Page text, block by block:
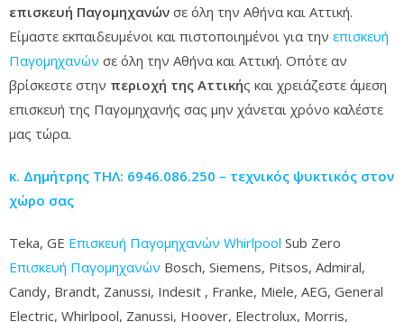
επισκευή Παγομηχανών σε όλη την Αθήνα και Αττική.
Είμαστε εκπαιδευμένοι και πιστοποιημένοι για την επισκευή
Παγομηχανών σε όλη την Αθήνα και Αττική. Οπότε αν
βρίσκεστε στην περιοχή της Αττικής και χρειάζεστε άμεση
επισκευή της Παγομηχανής σας μην χάνεται χρόνο καλέστε
μας τώρα.
κ. Δημήτρης ΤΗΛ: 6946.086.250 – τεχνικός ψυκτικός στον
χώρο σας
Teka, GE Επισκευή Παγομηχανών Whirlpool Sub Zero
Επισκευή Παγομηχανών Bosch, Siemens, Pitsos, Admiral,
Candy, Brandt, Zanussi, Indesit , Franke, Miele, AEG, General
Electric, Whirlpool, Zanussi, Hoover, Electrolux, Morris,